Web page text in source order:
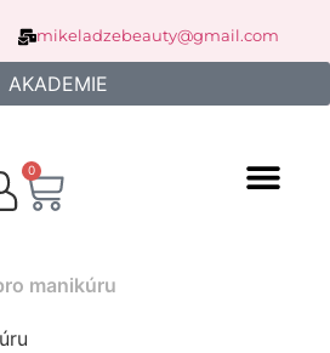
mikeladzebeauty@gmail.com
AKADEMIE
0
manikúru